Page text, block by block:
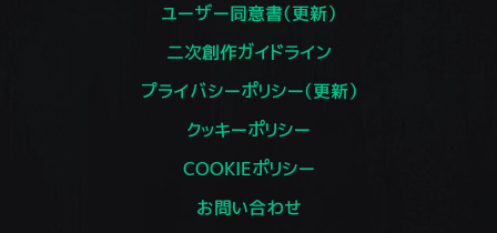
ユーザー同意書（更新）
二次創作ガイドライン
プライバシーポリシー（更新）
クッキーポリシー
COOKIEポリシー
お問い合わせ